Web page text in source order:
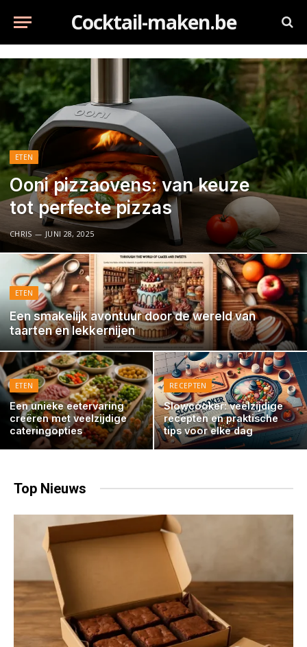
Cocktail-maken.be
ETEN
Ooni pizzaovens: van keuze
tot perfecte pizzas
CHRIS JUNI 28, 2025
ETEN
Een smakelijk avontuur door de wereld van
taarten en lekkernijen
ETEN
Een unieke eetervaring
creëren met veelzijdige
cateringopties
RECEPTEN
Slowcooker: veelzijdige
recepten en praktische
tips voor elke dag
Top Nieuws